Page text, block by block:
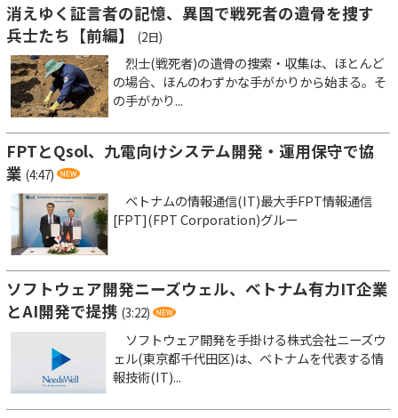
消えゆく証言者の記憶、異国で戦死者の遺骨を捜す
兵士たち【前編】
(2日)
烈士(戦死者)の遺骨の捜索・収集は、ほとんど
の場合、ほんのわずかな手がかりから始まる。そ
の手がかり...
FPTとQsol、九電向けシステム開発・運用保守で協
業 (4:47)
ベトナムの情報通信(IT)最大手FPT情報通信
[FPT](FPT Corporation)グルー
ソフトウェア開発ニーズウェル、ベトナム有力IT企業
とAI開発で提携 (3:22)
ソフトウェア開発を手掛ける株式会社ニーズウ
ェル(東京都千代田区)は、ベトナムを代表する情
報技術(IT)...